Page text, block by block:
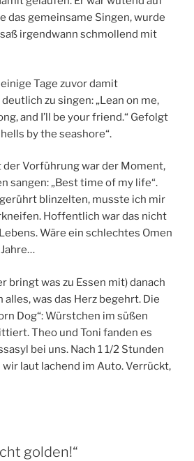
das gemeinsame Singen, wurde
irgendwann schmollend mit
Tage zuvor damit
zu singen: „Lean on me,
and I’ll be your friend.“ Gefolgt
by the seashore“.
Vorführung war der Moment,
sangen: „Best time of my life“.
blinzelten, musste ich mir
Hoffentlich war das nicht
Wäre ein schlechtes Omen
bringt was zu Essen mit) danach
alles, was das Herz begehrt. Die
Dog“: Würstchen im süßen
Theo und Toni fanden es
bei uns. Nach 1 1/2 Stunden
laut lachend im Auto. Verrückt,
golden!“